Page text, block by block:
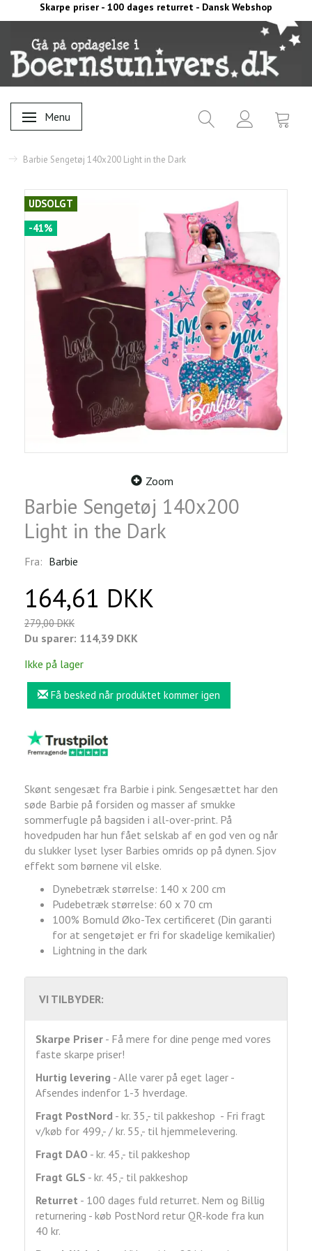
Skarpe priser - 100 dages returret - Dansk Webshop
Skifte navigation
Menu
Barbie Sengetøj 140x200 Light in the Dark
UDSOLGT
-41%
Zoom
Barbie Sengetøj 140x200
Light in the Dark
Fra: Barbie
164,61 DKK
279,00 DKK
Du sparer: 114,39 DKK
Ikke på lager
Få besked når produktet kommer igen
Skønt sengesæt fra Barbie i pink. Sengesættet har den
søde Barbie på forsiden og masser af smukke
sommerfugle på bagsiden i all-over-print. På
hovedpuden har hun fået selskab af en god ven og når
du slukker lyset lyser Barbies omrids op på dynen. Sjov
effekt som børnene vil elske.
Dynebetræk størrelse: 140 x 200 cm
Pudebetræk størrelse: 60 x 70 cm
100% Bomuld Øko-Tex certificeret (Din garanti
for at sengetøjet er fri for skadelige kemikalier)
Lightning in the dark
VI TILBYDER:
Skarpe Priser - Få mere for dine penge med vores
faste skarpe priser!
Hurtig levering - Alle varer på eget lager -
Afsendes indenfor 1-3 hverdage.
Fragt PostNord - kr. 35,- til pakkeshop - Fri fragt
v/køb for 499,- / kr. 55,- til hjemmelevering.
Fragt DAO - kr. 45,- til pakkeshop
Fragt GLS - kr. 45,- til pakkeshop
Returret - 100 dages fuld returret. Nem og Billig
returnering - køb PostNord retur QR-kode fra kun
40 kr.